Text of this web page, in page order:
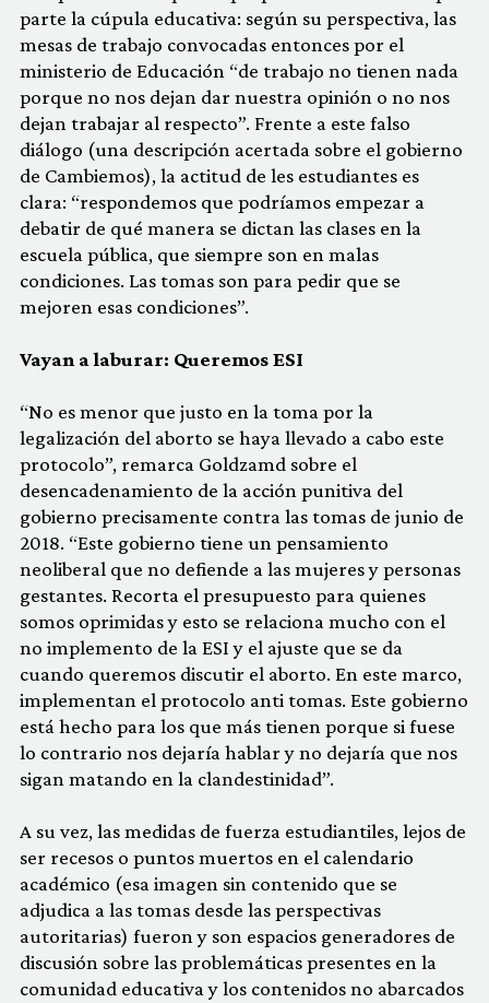
parte la cúpula educativa: según su perspectiva, las
mesas de trabajo convocadas entonces por el
ministerio de Educación “de trabajo no tienen nada
porque no nos dejan dar nuestra opinión o no nos
dejan trabajar al respecto”. Frente a este falso
diálogo (una descripción acertada sobre el gobierno
de Cambiemos), la actitud de les estudiantes es
clara: “respondemos que podríamos empezar a
debatir de qué manera se dictan las clases en la
escuela pública, que siempre son en malas
condiciones. Las tomas son para pedir que se
mejoren esas condiciones”.
Vayan a laburar: Queremos ESI
“No es menor que justo en la toma por la
legalización del aborto se haya llevado a cabo este
protocolo”, remarca Goldzamd sobre el
desencadenamiento de la acción punitiva del
gobierno precisamente contra las tomas de junio de
2018. “Este gobierno tiene un pensamiento
neoliberal que no defiende a las mujeres y personas
gestantes. Recorta el presupuesto para quienes
somos oprimidas y esto se relaciona mucho con el
no implemento de la ESI y el ajuste que se da
cuando queremos discutir el aborto. En este marco,
implementan el protocolo anti tomas. Este gobierno
está hecho para los que más tienen porque si fuese
lo contrario nos dejaría hablar y no dejaría que nos
sigan matando en la clandestinidad”.
A su vez, las medidas de fuerza estudiantiles, lejos de
ser recesos o puntos muertos en el calendario
académico (esa imagen sin contenido que se
adjudica a las tomas desde las perspectivas
autoritarias) fueron y son espacios generadores de
discusión sobre las problemáticas presentes en la
comunidad educativa y los contenidos no abarcados